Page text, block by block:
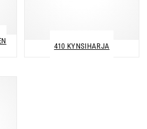
410 KYNSIHARJA